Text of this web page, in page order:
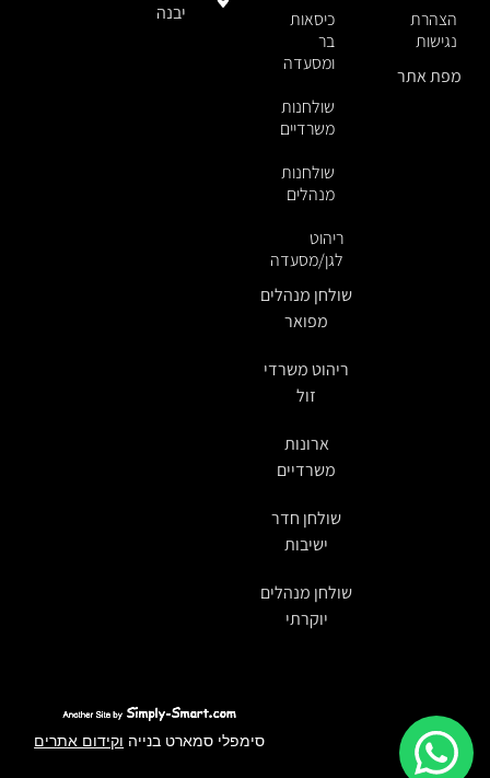
יבנה
כיסאות
בר
ומסעדה
שולחנות
משרדיים
שולחנות
מנהלים
ריהוט
לגן/מסעדה
שולחן מנהלים
מפואר
ריהוט משרדי
זול
ארונות
משרדיים
שולחן חדר
ישיבות
שולחן מנהלים
יוקרתי
הצהרת
נגישות
מפת אתר
סימפלי סמארט בנייה וקידום אתרים